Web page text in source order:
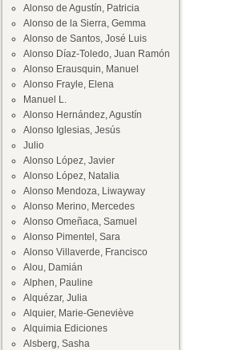
Alonso de Agustín, Patricia
Alonso de la Sierra, Gemma
Alonso de Santos, José Luis
Alonso Díaz-Toledo, Juan Ramón
Alonso Erausquin, Manuel
Alonso Frayle, Elena
Manuel L.
Alonso Hernández, Agustín
Alonso Iglesias, Jesús
Julio
Alonso López, Javier
Alonso López, Natalia
Alonso Mendoza, Liwayway
Alonso Merino, Mercedes
Alonso Omeñaca, Samuel
Alonso Pimentel, Sara
Alonso Villaverde, Francisco
Alou, Damián
Alphen, Pauline
Alquézar, Julia
Alquier, Marie-Geneviève
Alquimia Ediciones
Alsberg, Sasha